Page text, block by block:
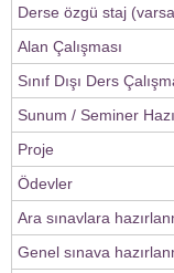
Derse özgü staj
Alan Çalışması
Sınıf Dışı Ders
Sunum / Seminer
Proje
Ödevler
Ara sınavlara
Genel sınava